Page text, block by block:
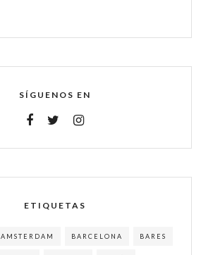
SÍGUENOS EN
ETIQUETAS
AMSTERDAM BARCELONA BARES